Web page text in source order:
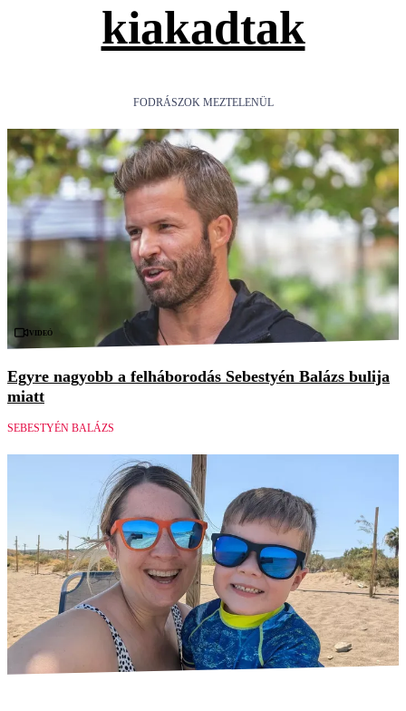
kiakadtak
FODRÁSZOK MEZTELENÜL
Videó
Egyre nagyobb a felháborodás Sebestyén Balázs bulija
miatt
SEBESTYÉN BALÁZS